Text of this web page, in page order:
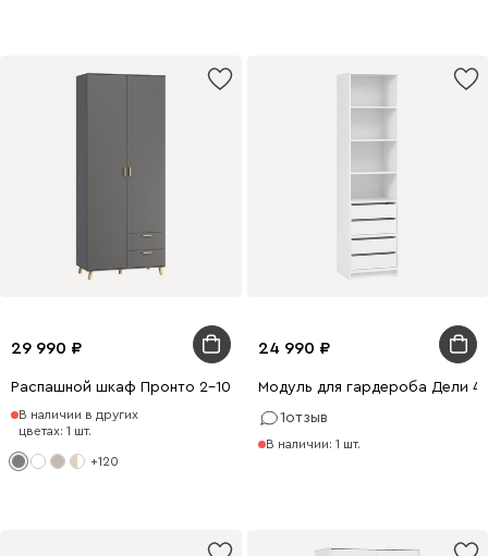
29 990
Распашной шкаф Пронто 2-100x220 Графитовый
В наличии в других
цветах: 1 шт.
+120
24 990
Модуль для гардероба Дели
1отзыв
В наличии: 1 шт.